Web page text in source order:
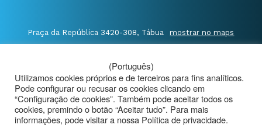
Praça da República 3420-308, Tábua mostrar no maps
E. geral@cm-tabua.pt
@Município de Tábua | Mapa do Portal
|
Politica de Privacidade
|
Aviso de Privacidade - Videovigilância
(Português)
Utilizamos cookies próprios e de terceiros para fins analíticos.
Pode configurar ou recusar os cookies clicando em
“Configuração de cookies”. Também pode aceitar todos os
cookies, premindo o botão “Aceitar tudo”. Para mais
informações, pode visitar a nossa Política de privacidade.